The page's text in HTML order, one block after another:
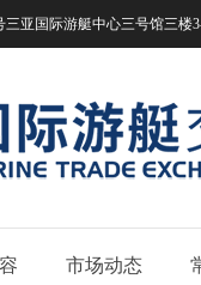
三亚国际游艇中心三号馆
市场动态